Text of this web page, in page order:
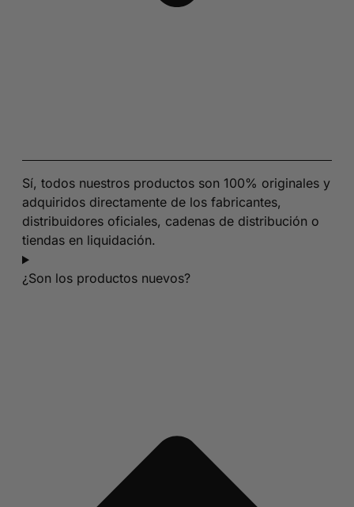
Sí, todos nuestros productos son 100% originales y
adquiridos directamente de los fabricantes,
distribuidores oficiales, cadenas de distribución o
tiendas en liquidación.
¿Son los productos nuevos?